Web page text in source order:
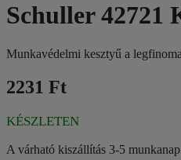
Schuller 42721
Munkavédelmi kesztyű a
2231 Ft
KÉSZLETEN
A várható kiszállítás 3-5